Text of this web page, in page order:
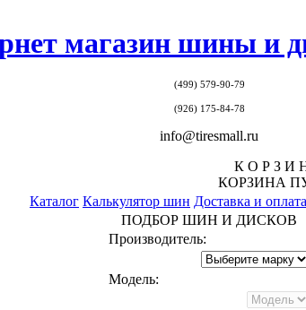
магазин шины и
(499) 579-90-79
(926) 175-84-78
info@tiresmall.ru
К О Р З И
КОРЗИНА
Каталог Калькулятор шин Доставка и оплата
ПОДБОР ШИН И ДИСКОВ
Производитель:
Модель: